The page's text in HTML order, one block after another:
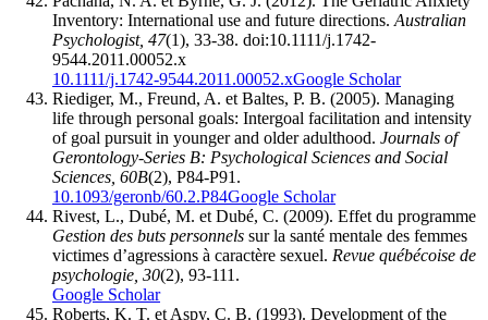
Inventory: International use and future directions.Australian
Psychologist, 47(1), 33-38. doi:10.1111/j.1742-
9544.2011.00052.x
10.1111/j.1742-9544.2011.00052.xGoogle Scholar
Riediger, M., Freund, A. et Baltes, P. B. (2005). Managing
life through personal goals: Intergoal facilitation and intensity
of goal pursuit in younger and older adulthood. Journals of
Gerontology-Series B: Psychological Sciences and Social
Sciences, 60B(2), P84-P91.
10.1093/geronb/60.2.P84Google Scholar
Rivest, L., Dubé, M. et Dubé, C. (2009). Effet du programme
Gestion des buts personnels sur la santé mentale des femmes
victimes d’agressions à caractère sexuel. Revue québécoise de
psychologie, 30(2), 93-111.
Google Scholar
Roberts, K. T. et Aspy, C. B. (1993). Development of the